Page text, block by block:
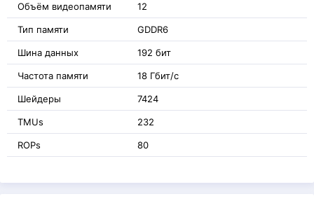
Объём видеопамяти 12
Тип памяти GDDR6
Шина данных 192 бит
Частота памяти 18 Гбит/с
Шейдеры 7424
TMUs 232
ROPs 80